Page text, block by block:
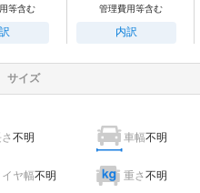
等含む
管理費用等含む
内訳
サイズ
不明 車幅不明
イヤ幅不明 重さ不明